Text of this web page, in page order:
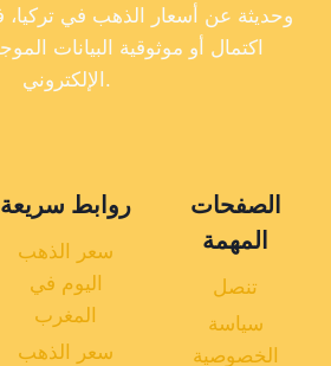
وحديثة عن أسعار الذهب في تركيا،
اكتمال أو موثوقية البيانات
الإلكتروني.
روابط سريعة
سعر الذهب
اليوم في
المغرب
سعر الذهب
الصفحات
المهمة
تنصل
سياسة
الخصوصية